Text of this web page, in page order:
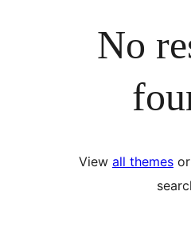
No
View all themes